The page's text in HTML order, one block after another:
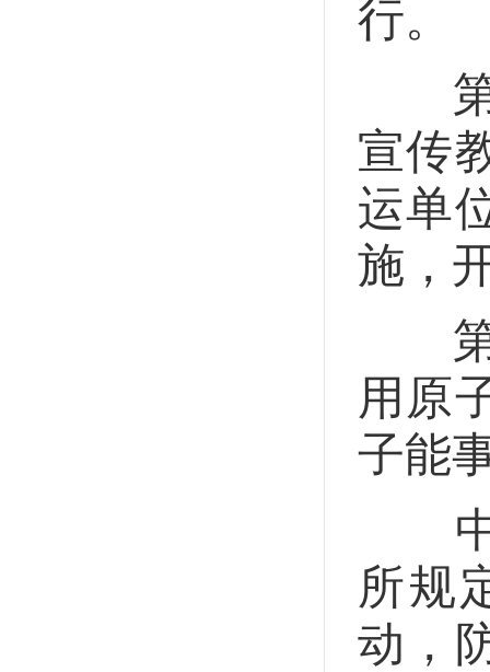
行。
第
宣传
运单
施，
第
用原
子能
中
所规
动，